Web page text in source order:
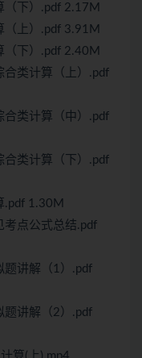
（下）.pdf 2.17M
（上）.pdf 3.91M
（下）.pdf 2.40M
合类计算（上）.pdf
合类计算（中）.pdf
合类计算（下）.pdf
.pdf 1.30M
考点公式总结.pdf
题讲解（1）.pdf
题讲解（2）.pdf